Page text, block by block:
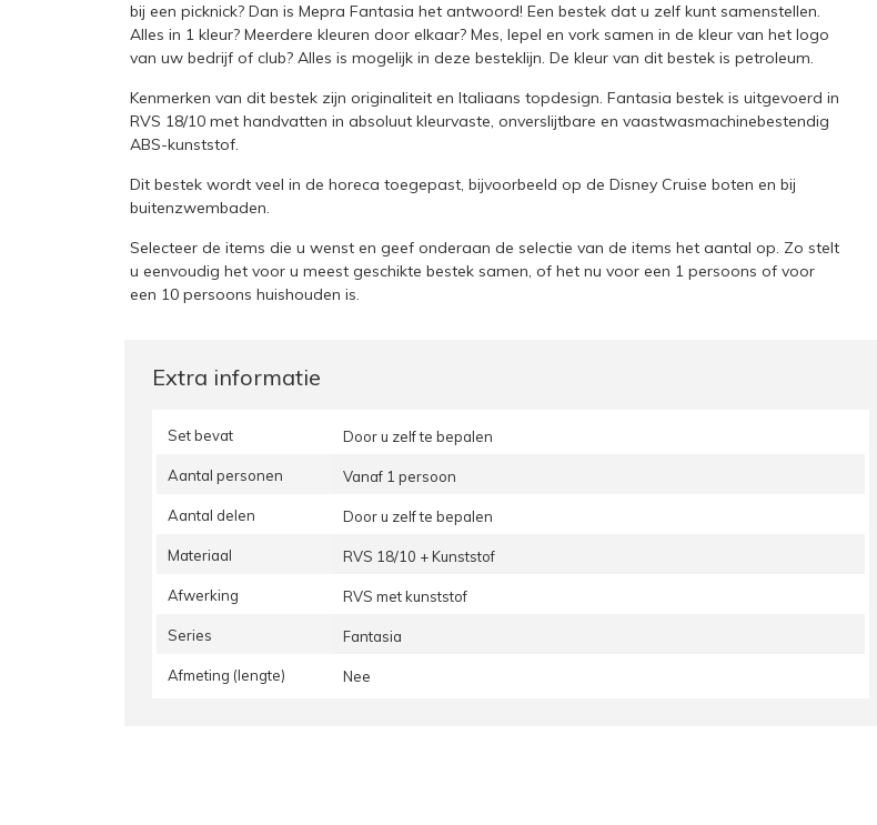
bij een picknick? Dan is Mepra Fantasia het antwoord! Een bestek dat u zelf kunt samenstellen.
Alles in 1 kleur? Meerdere kleuren door elkaar? Mes, lepel en vork samen in de kleur van het logo
van uw bedrijf of club? Alles is mogelijk in deze besteklijn. De kleur van dit bestek is petroleum.
Kenmerken van dit bestek zijn originaliteit en Italiaans topdesign. Fantasia bestek is uitgevoerd in
RVS 18/10 met handvatten in absoluut kleurvaste, onverslijtbare en vaastwasmachinebestendig
ABS-kunststof.
Dit bestek wordt veel in de horeca toegepast, bijvoorbeeld op de Disney Cruise boten en bij
buitenzwembaden.
Selecteer de items die u wenst en geef onderaan de selectie van de items het aantal op. Zo stelt
u eenvoudig het voor u meest geschikte bestek samen, of het nu voor een 1 persoons of voor
een 10 persoons huishouden is.
Extra informatie
Set bevat Door u zelf te bepalen
Aantal personen Vanaf 1 persoon
Aantal delen Door u zelf te bepalen
Materiaal RVS 18/10 + Kunststof
Afwerking RVS met kunststof
Series Fantasia
Afmeting (lengte) Nee